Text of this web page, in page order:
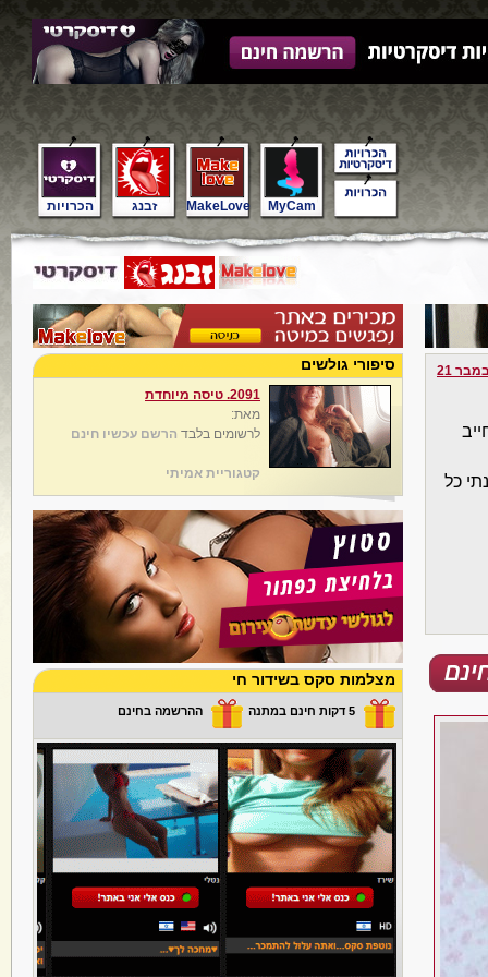
הכרויות זבנג MakeLove MyCam
21
כל
סיפורי גולשים
2091. טיסה מיוחדת
מאת:
לרשומים בלבד הרשם עכשיו חינם
קטגוריית אמיתי
מצלמות סקס בשידור חי
5 דקות חינם במתנה ההרשמה בחינם